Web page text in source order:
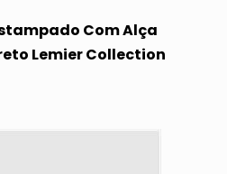
Com Alça
Lemier Collection